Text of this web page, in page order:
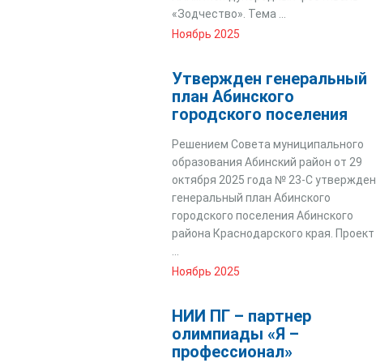
«Зодчество». Тема ...
Ноябрь 2025
Утвержден генеральный
план Абинского
городского поселения
Решением Совета муниципального
образования Абинский район от 29
октября 2025 года № 23-С утвержден
генеральный план Абинского
городского поселения Абинского
района Краснодарского края. Проект
Ноябрь 2025
НИИ ПГ – партнер
олимпиады «Я –
профессионал»